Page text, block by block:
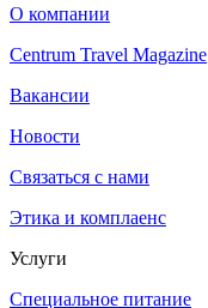
О компании
Centrum Travel Magazine
Вакансии
Новости
Связаться с нами
Этика и комплаенс
Услуги
Специальное питание